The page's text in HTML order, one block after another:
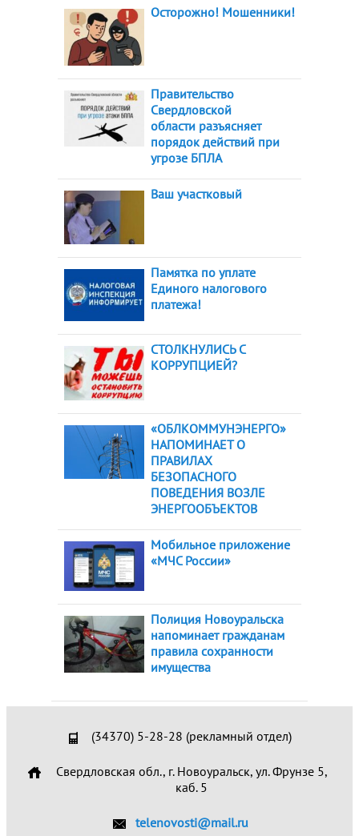
Осторожно! Мошенники!
Правительство
Свердловской
области разъясняет
порядок действий при
угрозе БПЛА
Ваш участковый
Памятка по уплате
Единого налогового
платежа!
СТОЛКНУЛИСЬ С
КОРРУПЦИЕЙ?
«ОБЛКОММУНЭНЕРГО»
НАПОМИНАЕТ О
ПРАВИЛАХ
БЕЗОПАСНОГО
ПОВЕДЕНИЯ ВОЗЛЕ
ЭНЕРГООБЪЕКТОВ
Мобильное приложение
«МЧС России»
Полиция Новоуральска
напоминает гражданам
правила сохранности
имущества
(34370) 5-28-28 (рекламный отдел)
Свердловская обл., г. Новоуральск, ул. Фрунзе 5,
каб. 5
telenovosti@mail.ru